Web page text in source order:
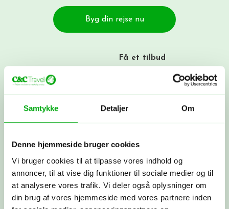
Samtykke Detaljer Om
Denne hjemmeside bruger cookies
Vi bruger cookies til at tilpasse vores indhold og
annoncer, til at vise dig funktioner til sociale medier og til
at analysere vores trafik. Vi deler også oplysninger om
din brug af vores hjemmeside med vores partnere inden
Byg din rejse nu
Få et tilbud
Ring til os på 3315 3322, få et tilbud
eller book et møde med os. Det er
helt uforpligtende at få et tilbud.
Sammen skræddersyr vi din drømmerejse
ud fra dine ønsker.
Booking